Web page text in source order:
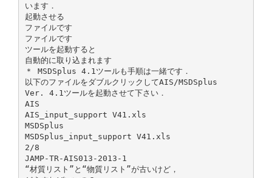
います．
起動させる
ファイルです
ファイルです
ツールを起動すると
自動的に取り込まれます
＊ MSDSplus 4.1ツールも手順は一緒です．
以下のファイルをダブルクリックしてAIS/MSDSplus
Ver. 4.1ツールを起動させて下さい．
AIS
AIS_input_support V41.xls
MSDSplus
MSDSplus_input_support V41.xls
2/8
JAMP-TR-AIS013-2013-1
“材質リスト”と“物質リスト”が古いけど，